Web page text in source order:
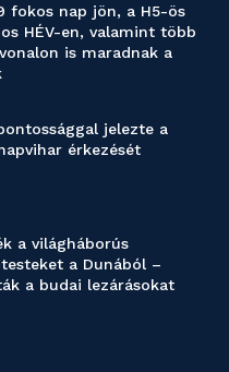
fokos nap jön, a H5-ös
HÉV-en, valamint több
is maradnak a
jelezte a
érkezését
a világháborús
a Dunából –
a budai lezárásokat